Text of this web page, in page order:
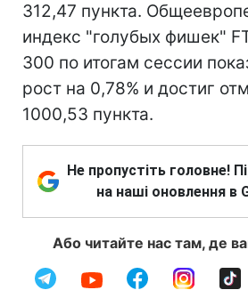
312,47 пункта.
индекс "голубых фишек"
300 по итогам сессии
рост на 0,78% и достиг
1000,53 пункта.
Не пропустіть головне!
на наші оновлення в
Або читайте нас там, де